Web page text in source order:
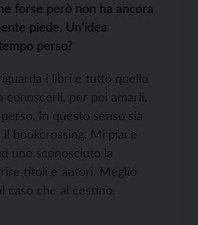
forse però non ha ancora
piede. Un'idea
perso?
i libri e tutto quello
conoscerli, per poi amarli,
In questo senso sia
bookcrossing. Mi piace
uno sconosciuto la
titoli e autori. Meglio
caso che al cestino.